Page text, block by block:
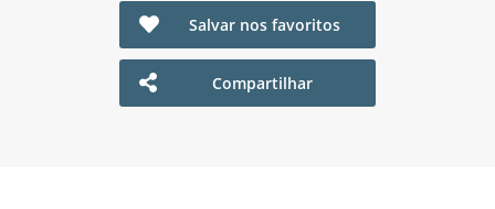
Salvar nos favoritos
Compartilhar